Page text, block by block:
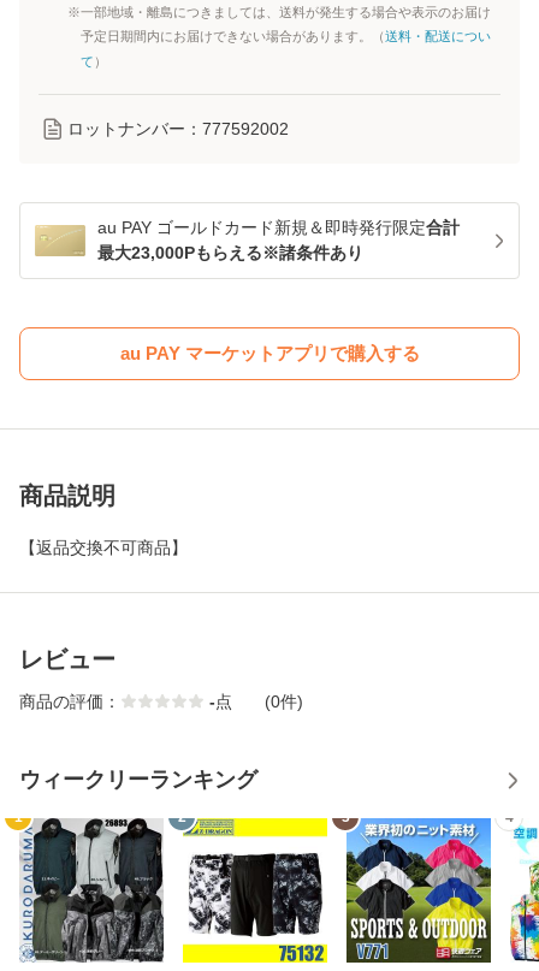
※一部地域・離島につきましては、送料が発生する場合や表示のお届け
予定日期間内にお届けできない場合があります。（送料・配送につい
て ）
ロットナンバー： 777592002
au PAY ゴールドカード新規＆即時発行限定合計
最大23,000Pもらえる※諸条件あり
au PAY マーケットアプリで購入する
商品説明
【返品交換不可商品】
レビュー
商品の評価： -点 (0件)
ウィークリーランキング
1 2 3 4